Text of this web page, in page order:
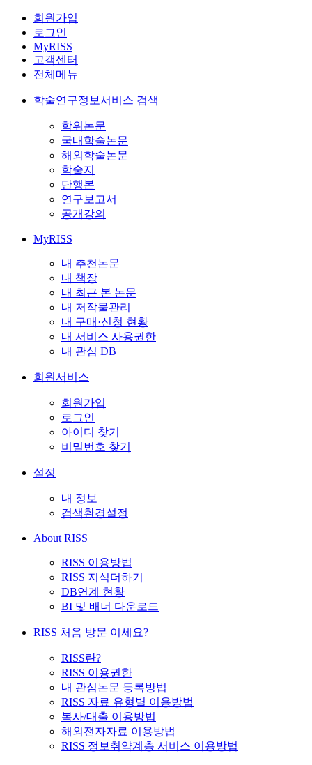
회원가입
로그인
MyRISS
고객센터
전체메뉴
학술연구정보서비스 검색
학위논문
국내학술논문
해외학술논문
학술지
단행본
연구보고서
공개강의
MyRISS
내 추천논문
내 책장
내 최근 본 논문
내 저작물관리
내 구매·신청 현황
내 서비스 사용권한
내 관심 DB
회원서비스
회원가입
로그인
아이디 찾기
비밀번호 찾기
설정
내 정보
검색환경설정
About RISS
RISS 이용방법
RISS 지식더하기
DB연계 현황
BI 및 배너 다운로드
RISS 처음 방문 이세요?
RISS란?
RISS 이용권한
내 관심논문 등록방법
RISS 자료 유형별 이용방법
복사/대출 이용방법
해외전자자료 이용방법
RISS 정보취약계층 서비스 이용방법